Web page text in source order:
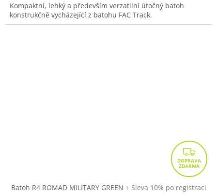
Kompaktní, lehký a především verzatilní útočný batoh
konstrukčně vycházející z batohu FAC Track.
Z
D
A
R
Batoh R4 ROMAD MILITARY GREEN + Sleva 10% po registraci